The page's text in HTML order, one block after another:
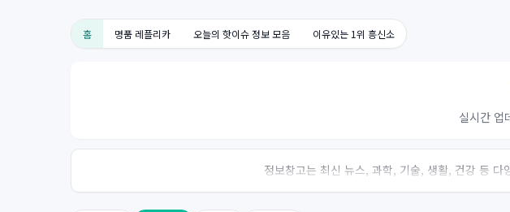
홈 명품 레플리카 오늘의 핫이슈 정보 모음 이유있는 1위 흥신소
실시간 업
정보창고는 최신 뉴스, 과학, 기술, 생활, 건강 등